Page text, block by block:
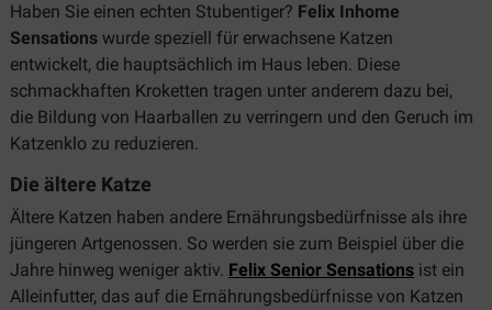
Haben Sie einen echten Stubentiger? Felix Inhome
Sensations wurde speziell für erwachsene Katzen
entwickelt, die hauptsächlich im Haus leben. Diese
schmackhaften Kroketten tragen unter anderem dazu bei,
die Bildung von Haarballen zu verringern und den Geruch im
Katzenklo zu reduzieren.
Die ältere Katze
Ältere Katzen haben andere Ernährungsbedürfnisse als ihre
jüngeren Artgenossen. So werden sie zum Beispiel über die
Jahre hinweg weniger aktiv. Felix Senior Sensations ist ein
Alleinfutter, das auf die Ernährungsbedürfnisse von Katzen